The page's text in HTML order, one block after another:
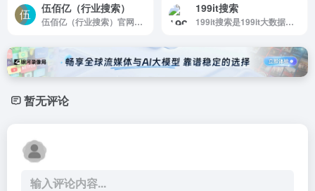
伍佰亿（行业搜索）
伍佰亿（行业搜索）官网，^(￣(oo)￣)^伍佰亿是一个您想来就来想走就走的地方，您可以在伍佰亿找你所找看你所看，您可以在伍佰亿买你所买卖你所卖，您还可以在伍佰亿发你所发学你所学。希望您在伍佰亿找到你想找到的看到你想看的，买到你想买的卖掉你想卖的，发布你想发的学到你想学的。您在这里拥有的，就是伍佰亿！- WuBaiYi，com
199it搜索
199it搜索是199it大数据搜索引擎
暂无评论